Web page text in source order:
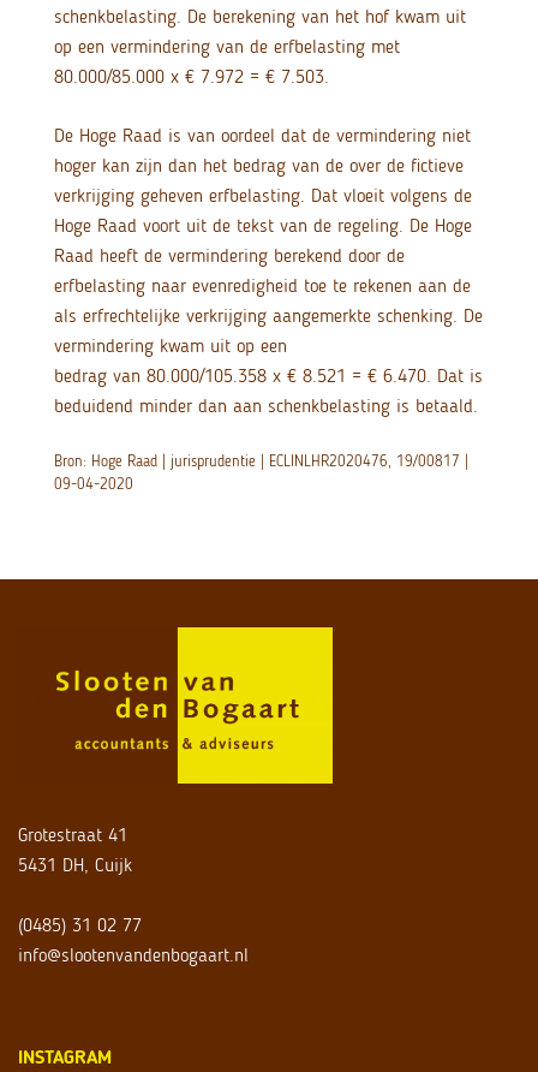
schenkbelasting. De berekening van het hof kwam uit
op een vermindering van de erfbelasting met
80.000/85.000 x € 7.972 = € 7.503.
De Hoge Raad is van oordeel dat de vermindering niet
hoger kan zijn dan het bedrag van de over de fictieve
verkrijging geheven erfbelasting. Dat vloeit volgens de
Hoge Raad voort uit de tekst van de regeling. De Hoge
Raad heeft de vermindering berekend door de
erfbelasting naar evenredigheid toe te rekenen aan de
als erfrechtelijke verkrijging aangemerkte schenking. De
vermindering kwam uit op een
bedrag van 80.000/105.358 x € 8.521 = € 6.470. Dat is
beduidend minder dan aan schenkbelasting is betaald.
Bron: Hoge Raad | jurisprudentie | ECLINLHR2020476, 19/00817 |
09-04-2020
Grotestraat 41
5431 DH, Cuijk
(0485) 31 02 77
info@slootenvandenbogaart.nl
INSTAGRAM